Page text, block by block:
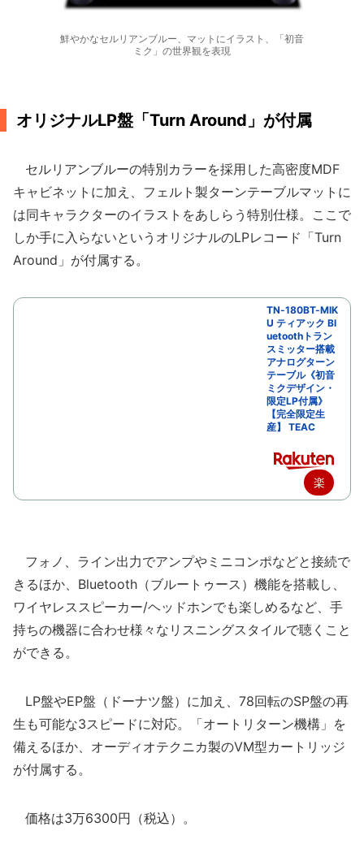
鮮やかなセルリアンブルー、マットにイラスト、「初音
ミク」の世界観を表現
オリジナルLP盤「Turn Around」が付属
セルリアンブルーの特別カラーを採用した高密度MDF
キャビネットに加え、フェルト製ターンテーブルマットに
は同キャラクターのイラストをあしらう特別仕様。ここで
しか手に入らないというオリジナルのLPレコード「Turn
Around」が付属する。
TN-180BT-MIK
U ティアック Bl
uetoothトラン
スミッター搭載
アナログターン
テーブル《初音
ミクデザイン・
限定LP付属》
【完全限定生
産】 TEAC
楽
購
入
フォノ、ライン出力でアンプやミニコンポなどと接続で
きるほか、Bluetooth（ブルートゥース）機能を搭載し、
ワイヤレススピーカー/ヘッドホンでも楽しめるなど、手
持ちの機器に合わせ様々なリスニングスタイルで聴くこと
ができる。
LP盤やEP盤（ドーナツ盤）に加え、78回転のSP盤の再
生も可能な3スピードに対応。「オートリターン機構」を
備えるほか、オーディオテクニカ製のVM型カートリッジ
が付属する。
価格は3万6300円（税込）。